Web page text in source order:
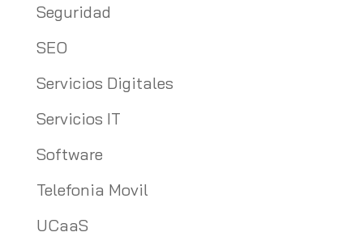
Seguridad
SEO
Servicios Digitales
Servicios IT
Software
Telefonia Movil
UCaaS